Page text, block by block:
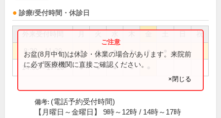
診療/受付時間・休診日
祝
8:30～11:30 ● ● ● ● ●
14:00～17:10 ● ● ● ●
お盆(8月中旬)は休診・休業の場合があります。来院前
に必ず医療機関に直接ご確認ください。
×閉じる
備考: (電話予約受付時間)
【月曜日～金曜日】 9時～12時 / 14時～17時